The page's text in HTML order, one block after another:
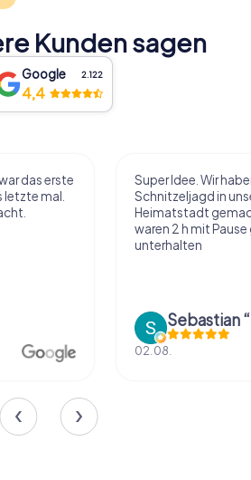
Kunden sagen
Google 2.122
4,4
das erste
letzte mal.
Super Idee. Wir
Schnitzeljagd in
Heimatstadt
waren 2 h mit
unterhalten
02.08.